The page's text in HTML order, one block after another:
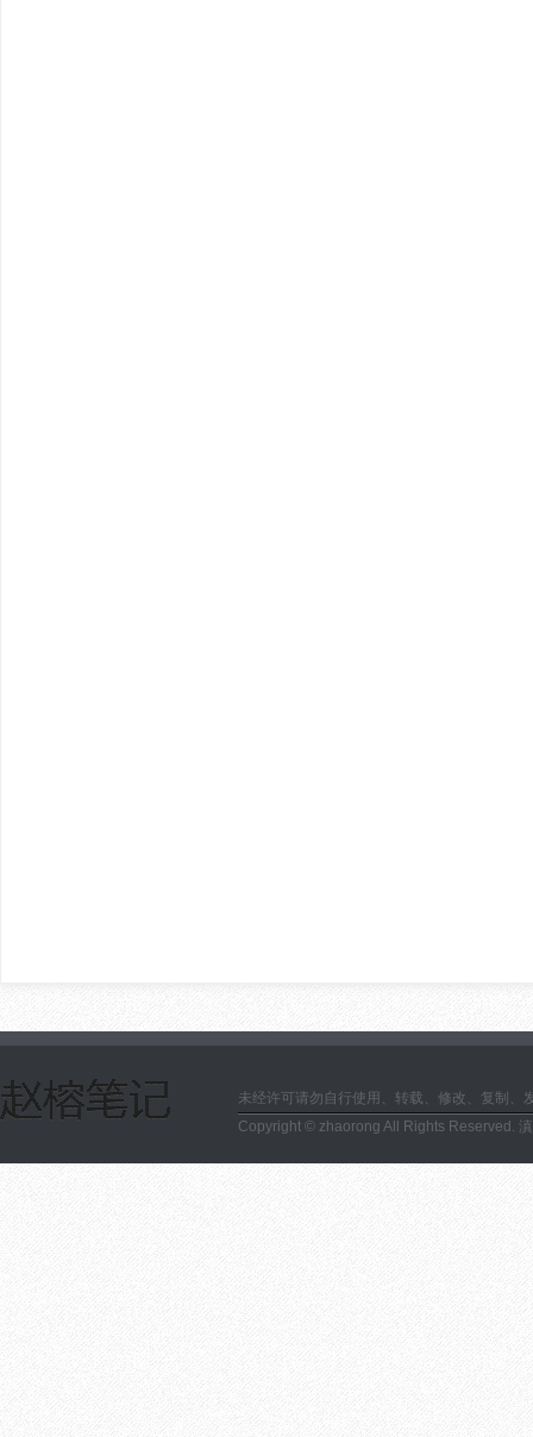
未经许可请勿自行使用、转载、修改、复制
Copyright © zhaorong All Rights Reserved.